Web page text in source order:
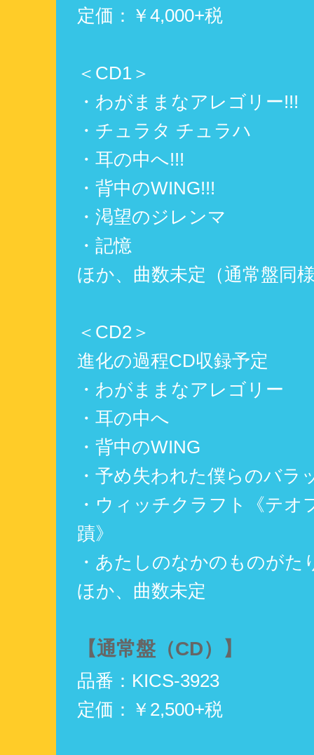
定価：￥4,000+税
＜CD1＞
・わがままなアレゴリー!!!
・チュラタ チュラハ
・耳の中へ!!!
・背中のWING!!!
・渇望のジレンマ
・記憶
ほか、曲数未定（通常盤同
＜CD2＞
進化の過程CD収録予定
・わがままなアレゴリー
・耳の中へ
・背中のWING
・予め失われた僕らのバラ
・ウィッチクラフト《テオ
蹟》
・あたしのなかのものがた
ほか、曲数未定
【通常盤（CD）】
品番：KICS-3923
定価：￥2,500+税